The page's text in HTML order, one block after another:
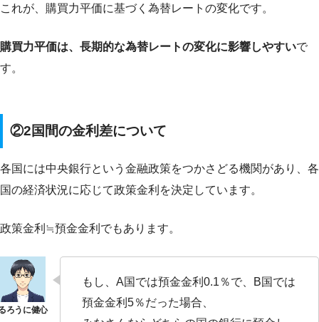
これが、購買力平価に基づく為替レートの変化です。
購買力平価は、長期的な為替レートの変化に影響しやすいで
す。
②2国間の金利差について
各国には中央銀行という金融政策をつかさどる機関があり、各
国の経済状況に応じて政策金利を決定しています。
政策金利≒預金金利でもあります。
もし、A国では預金金利0.1％で、B国では
預金金利5％だった場合、